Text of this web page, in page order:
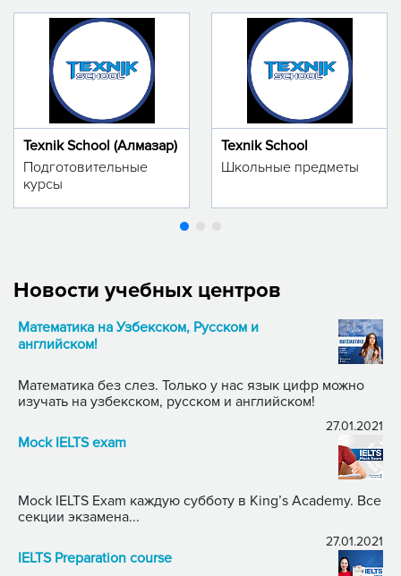
Texnik School (Алмазар)
Подготовительные
курсы
Texnik School
Школьные предметы
Новости учебных центров
Математика на Узбекском, Русском и
английском!
Математика без слез. Только у нас язык цифр можно
изучать на узбекском, русском и английском!
27.01.2021
Mock IELTS exam
Mock IELTS Exam каждую субботу в King’s Academy. Все
секции экзамена...
27.01.2021
IELTS Preparation course